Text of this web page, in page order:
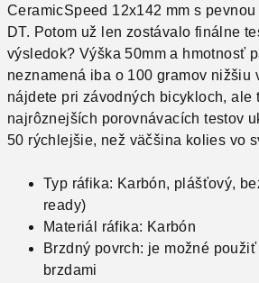
CeramicSpeed ​​12x142 mm s
DT. Potom už len zostávalo finálne
výsledok? Výška 50mm a hmotnosť
neznamená iba o 100 gramov nižšiu
nájdete pri závodných bicykloch, ale
najrôznejších porovnávacích testov
50 rýchlejšie, než väčšina kolies vo
Typ ráfika: Karbón, plášťový,
ready)
Materiál ráfika: Karbón
Brzdný povrch: je možné
brzdami